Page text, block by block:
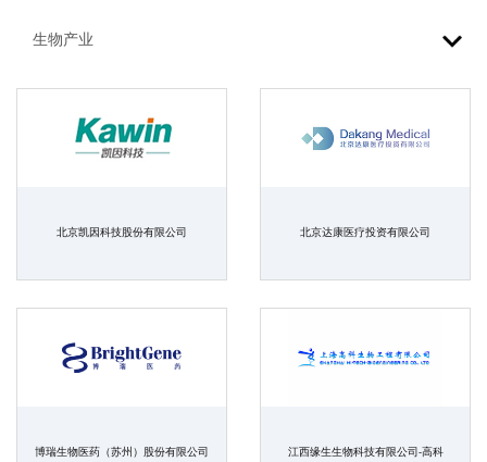
北京凯因科技股份有限公司 北京达康医疗投资有限公司
博瑞生物医药（苏州）股份有限公司 江西缘生生物科技有限公司-高科